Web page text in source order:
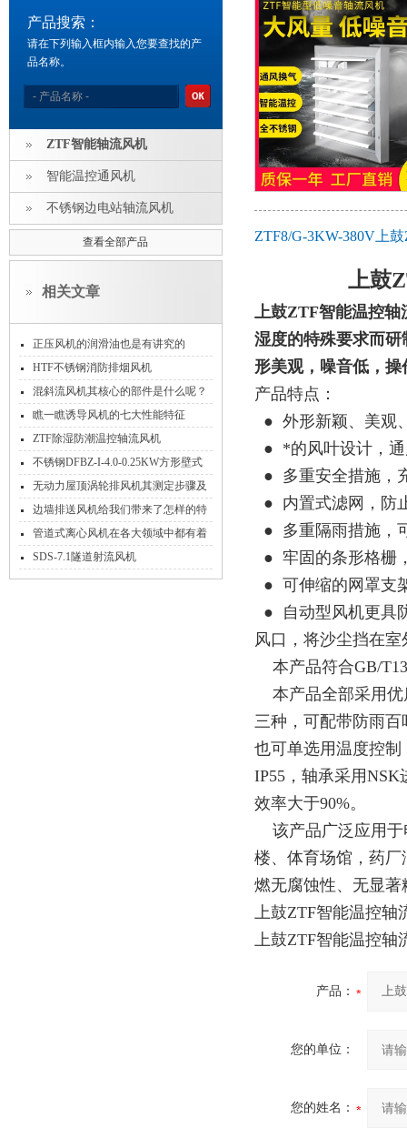
产品搜索：
请在下列输入框内输入您要查找的产
品名称。
ZTF智能轴流风机
智能温控通风机
不锈钢边电站轴流风机
查看全部产品
相关文章
正压风机的润滑油也是有讲究的
HTF不锈钢消防排烟风机
混斜流风机其核心的部件是什么呢？
瞧一瞧诱导风机的七大性能特征
ZTF除湿防潮温控轴流风机
不锈钢DFBZ-I-4.0-0.25KW方形壁式
轴流风机
无动力屋顶涡轮排风机其测定步骤及
使用事项分别是什么？
边墙排送风机给我们带来了怎样的特
点呢？
管道式离心风机在各大领域中都有着
其作用
SDS-7.1隧道射流风机
ZTF8/G-3KW-380V上
上鼓
上鼓ZTF智能温控轴
湿度的特殊要求而
形美观，噪音低，
产品特点：
● 外形新颖、美观
● *的风叶设计，通
● 多重安全措施，
● 内置式滤网，防
● 多重隔雨措施，
● 牢固的条形格栅
● 可伸缩的网罩支
● 自动型风机更具
风口，将沙尘挡在室
本产品符合GB/
本产品全部采用优
三种，可配带防雨
也可单选用温度控
IP55，轴承采用
效率大于90%。
该产品广泛应用于
楼、体育场馆，药
燃无腐蚀性、无显
上鼓ZTF智能温控轴
上鼓ZTF智能温控轴
产品：
您的单位：
您的姓名：